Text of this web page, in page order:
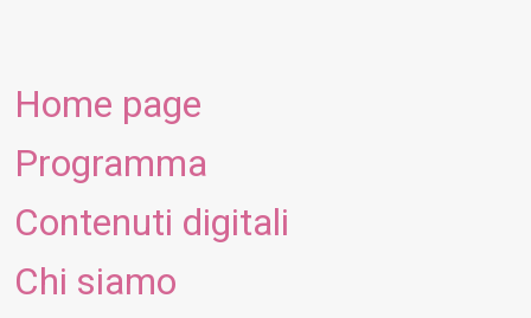
Home page
Programma
Contenuti digitali
Chi siamo